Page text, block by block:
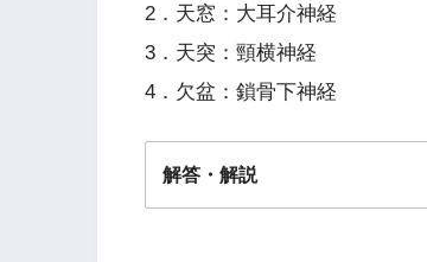
2．天窓：大耳介神経
3．天突：頸横神経
4．欠盆：鎖骨下神経
解答・解説